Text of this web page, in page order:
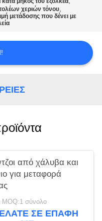
χεριών τόνου,
μετάδοσης που δένει με
από χάλυβα και
για μεταφορά
MOQ:1 σύνολο
ΣΕ ΕΠΑΦΉ